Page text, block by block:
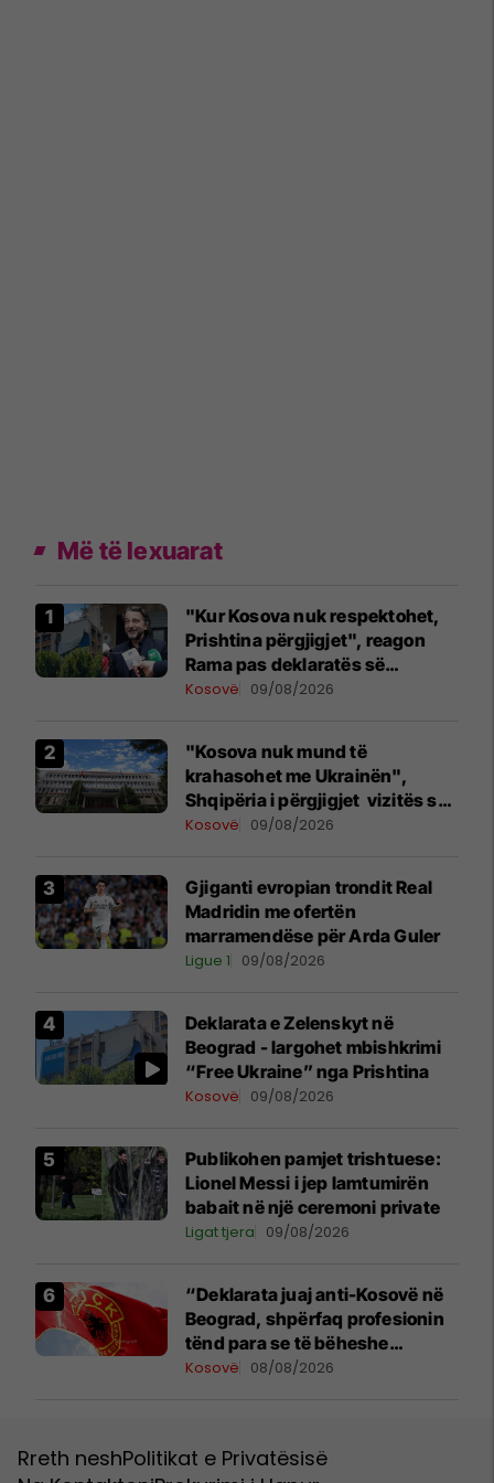
Më të lexuarat
"Kur Kosova nuk respektohet,
Prishtina përgjigjet", reagon
Rama pas deklaratës së
Zelenskyt në Beograd
Kosovë 09/08/2026
"Kosova nuk mund të
krahasohet me Ukrainën",
Shqipëria i përgjigjet vizitës së
Zelenskyt në Serbi
Kosovë 09/08/2026
Gjiganti evropian trondit Real
Madridin me ofertën
marramendëse për Arda Guler
Ligue 1 09/08/2026
Deklarata e Zelenskyt në
Beograd - largohet mbishkrimi
“Free Ukraine” nga Prishtina
Kosovë 09/08/2026
Publikohen pamjet trishtuese:
Lionel Messi i jep lamtumirën
babait në një ceremoni private
Ligat tjera 09/08/2026
“Deklarata juaj anti-Kosovë në
Beograd, shpërfaq profesionin
tënd para se të bëheshe
president”, OVL e UÇK-së i
Kosovë 08/08/2026
Rreth neshPolitikat e Privatësisë